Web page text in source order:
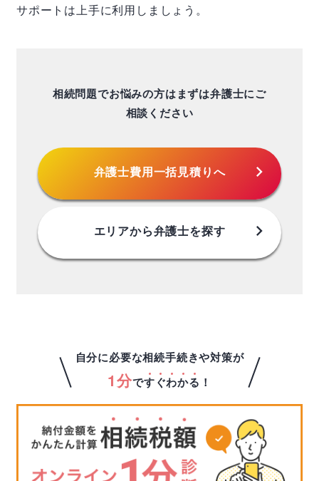
サポートは上手に利用しましょう。
相続問題でお悩みの方はまずは弁護士にご
相談ください
弁護士費用一括見積りへ chevron_right
エリアから弁護士を探す chevron_right
自分に必要な相続手続きや対策が
1分ですぐわかる ！